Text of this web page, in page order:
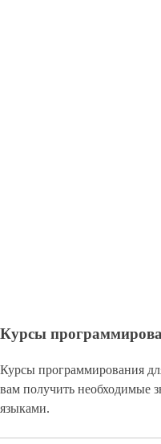
Курсы
Курсы программирования
вам получить необходимые
языками.